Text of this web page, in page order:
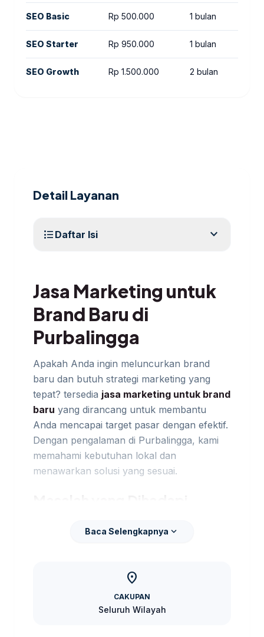
SEO Basic Rp 500.000 1 bulan
SEO Starter Rp 950.000 1 bulan
SEO Growth Rp 1.500.000 2 bulan
Detail Layanan
format_list_bulleted Daftar Isi expand_more
Jasa Marketing untuk
Brand Baru di
Purbalingga
Apakah Anda ingin meluncurkan brand
baru dan butuh strategi marketing yang
tepat? tersedia jasa marketing untuk brand
baru yang dirancang untuk membantu
Anda mencapai target pasar dengan efektif.
Dengan pengalaman di Purbalingga, kami
memahami kebutuhan lokal dan
menawarkan solusi yang sesuai.
menarik perhatian konsumen di pasar yang
Sebagai pembanding internal,
marketing Purbalinggadapat dipakai untuk
melihat opsi layanan lain sebelum finalisasi
Baca Selengkapnya expand_more
location_on
CAKUPAN
Seluruh Wilayah